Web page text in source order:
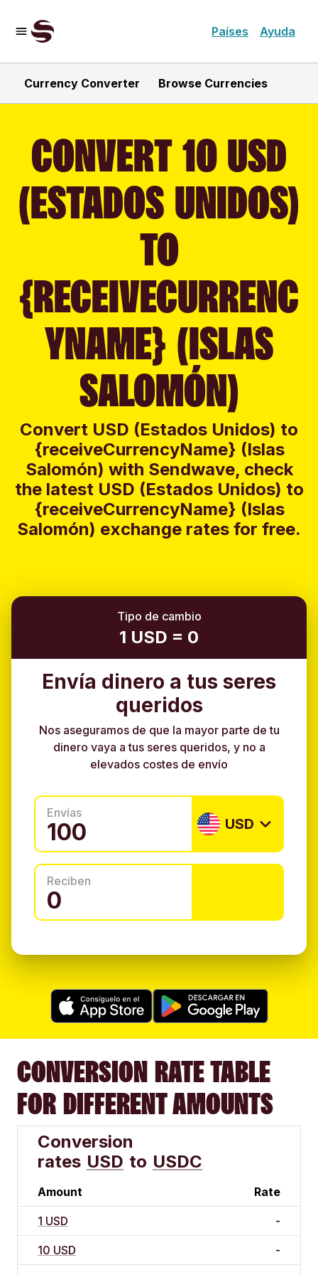
Países Ayuda
Currency Converter Browse Currencies
CONVERT 10 USD
(ESTADOS UNIDOS)
TO
{RECEIVECURRENC
YNAME} (ISLAS
SALOMÓN)
Convert USD (Estados Unidos) to
{receiveCurrencyName} (Islas
Salomón) with Sendwave, check
the latest USD (Estados Unidos) to
{receiveCurrencyName} (Islas
Salomón) exchange rates for free.
Tipo de cambio
1 USD = 0
Envía dinero a tus seres
queridos
Nos aseguramos de que la mayor parte de tu
dinero vaya a tus seres queridos, y no a
elevados costes de envío
Envías
USD
Reciben
CONVERSION RATE TABLE
FOR DIFFERENT AMOUNTS
Conversion
rates USD to USDC
Amount Rate
1 USD -
10 USD -